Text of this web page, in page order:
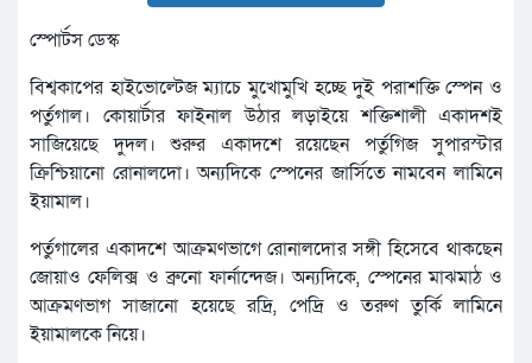
স্পোর্টস ডেস্ক
বিশ্বকাপের হাইভোল্টেজ ম্যাচে মুখোমুখি হচ্ছে দুই পরাশক্তি স্পেন ও
পর্তুগাল। কোয়ার্টার ফাইনাল উঠার লড়াইয়ে শক্তিশালী একাদশই
সাজিয়েছে দুদল। শুরুর একাদশে রয়েছেন পর্তুগিজ সুপারস্টার
ক্রিশ্চিয়ানো রোনালদো। অন্যদিকে স্পেনের জার্সিতে নামবেন লামিনে
ইয়ামাল।
পর্তুগালের একাদশে আক্রমণভাগে রোনালদোর সঙ্গী হিসেবে থাকছেন
জোয়াও ফেলিক্স ও ব্রুনো ফার্নান্দেজ। অন্যদিকে, স্পেনের মাঝমাঠ ও
আক্রমণভাগ সাজানো হয়েছে রদ্রি, পেদ্রি ও তরুণ তুর্কি লামিনে
ইয়ামালকে নিয়ে।